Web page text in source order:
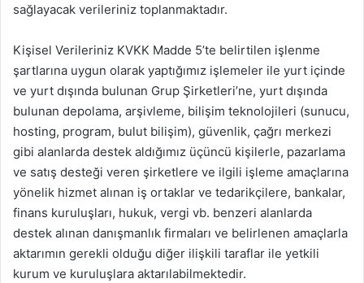
sağlayacak verileriniz toplanmaktadır.
Kişisel Verileriniz KVKK Madde 5’te belirtilen işlenme
şartlarına uygun olarak yaptığımız işlemeler ile yurt içinde
ve yurt dışında bulunan Grup Şirketleri’ne, yurt dışında
bulunan depolama, arşivleme, bilişim teknolojileri (sunucu,
hosting, program, bulut bilişim), güvenlik, çağrı merkezi
gibi alanlarda destek aldığımız üçüncü kişilerle, pazarlama
ve satış desteği veren şirketlere ve ilgili işleme amaçlarına
yönelik hizmet alınan iş ortaklar ve tedarikçilere, bankalar,
finans kuruluşları, hukuk, vergi vb. benzeri alanlarda
destek alınan danışmanlık firmaları ve belirlenen amaçlarla
aktarımın gerekli olduğu diğer ilişkili taraflar ile yetkili
kurum ve kuruluşlara aktarılabilmektedir.